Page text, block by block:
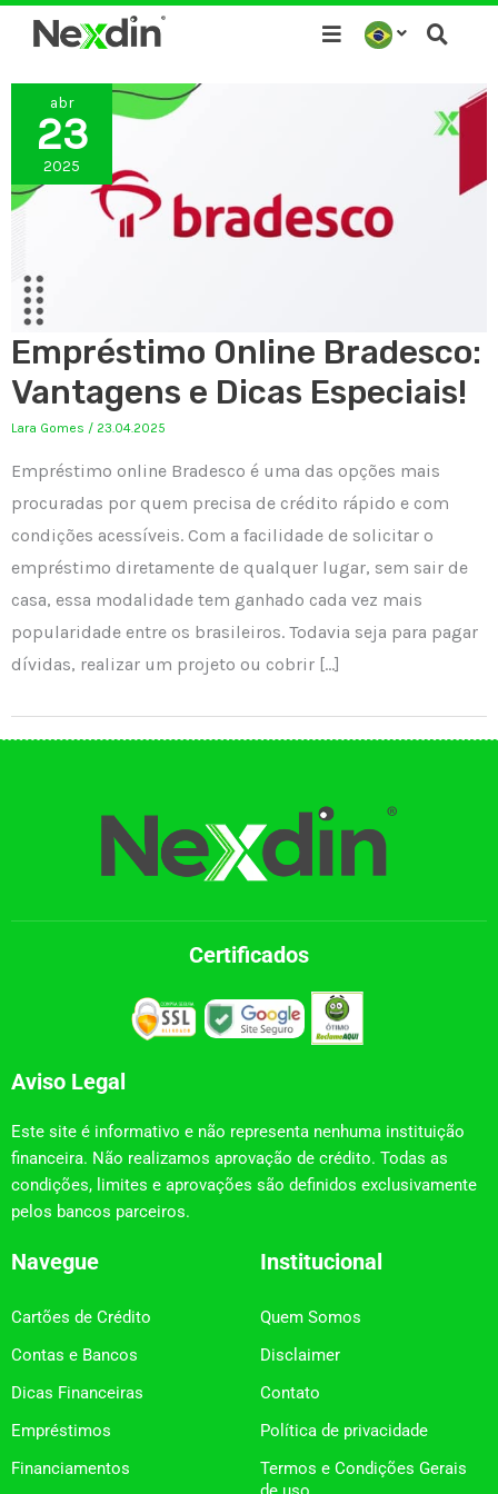
para
conteúdo
abr
23
2025
Empréstimo Online Bradesco:
Vantagens e Dicas Especiais!
Lara Gomes / 23.04.2025
Empréstimo online Bradesco é uma das opções mais
procuradas por quem precisa de crédito rápido e com
condições acessíveis. Com a facilidade de solicitar o
empréstimo diretamente de qualquer lugar, sem sair de
casa, essa modalidade tem ganhado cada vez mais
popularidade entre os brasileiros. Todavia seja para pagar
dívidas, realizar um projeto ou cobrir […]
Certificados
Aviso Legal
Este site é informativo e não representa nenhuma instituição
financeira. Não realizamos aprovação de crédito. Todas as
condições, limites e aprovações são definidos exclusivamente
pelos bancos parceiros.
Navegue
Cartões de Crédito
Contas e Bancos
Dicas Financeiras
Empréstimos
Financiamentos
Institucional
Quem Somos
Disclaimer
Contato
Política de privacidade
Termos e Condições Gerais